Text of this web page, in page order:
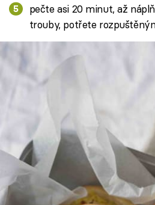
pečte asi 20 minut, až
trouby, potřete